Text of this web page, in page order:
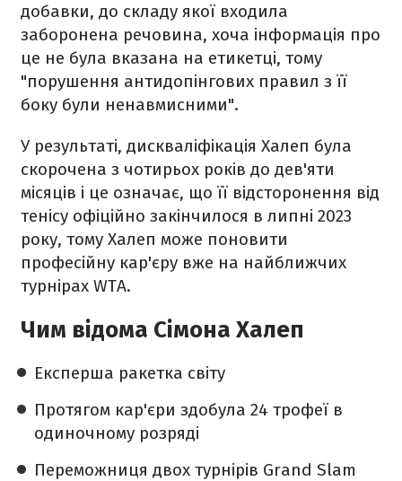
добавки, до складу якої входила
заборонена речовина, хоча інформація про
це не була вказана на етикетці, тому
"порушення антидопінгових правил з її
боку були ненавмисними".
У результаті, дискваліфікація Халеп була
скорочена з чотирьох років до дев'яти
місяців і це означає, що її відсторонення від
тенісу офіційно закінчилося в липні 2023
року, тому Халеп може поновити
професійну кар'єру вже на найближчих
турнірах WTA.
Чим відома Сімона Халеп
Експерша ракетка світу
Протягом кар'єри здобула 24 трофеї в
одиночному розряді
Переможниця двох турнірів Grand Slam